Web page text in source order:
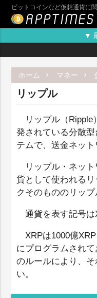
ビットコインなど仮想通貨に
▼
ホーム マネー
リップル
リップル（
発されている分散
テムで、送金ネット
リップル・ネッ
貨として使われる
クそのもののリップ
通貨を表す記号は
XRPは1000億
にプログラムされ
のルールにより、
い。